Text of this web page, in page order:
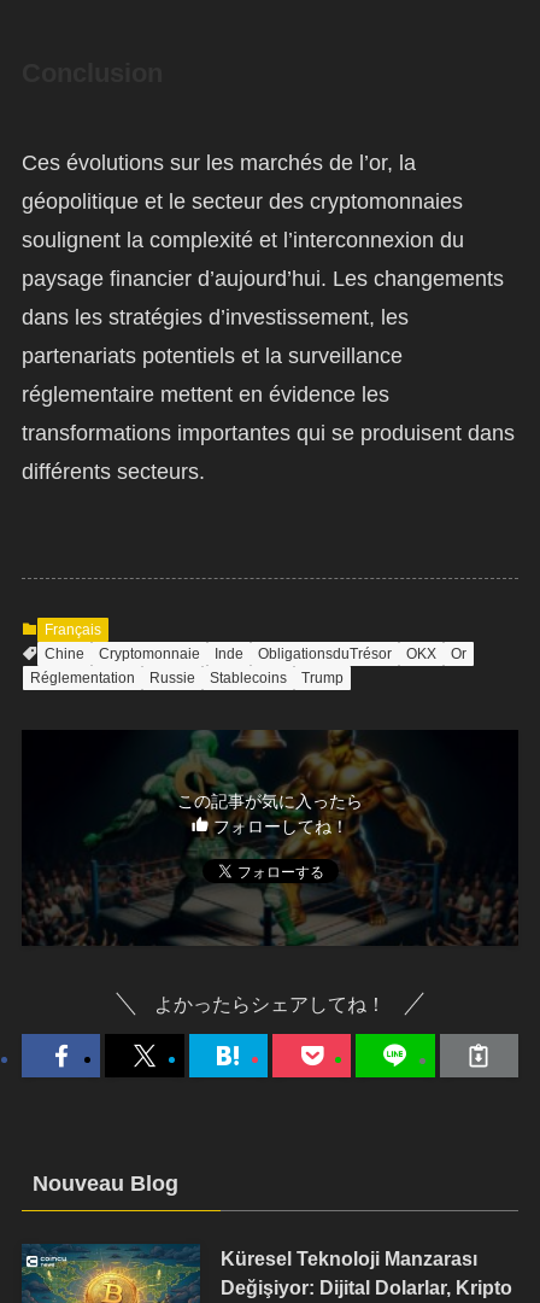
Ces évolutions sur les marchés de l’or, la
géopolitique et le secteur des cryptomonnaies
soulignent la complexité et l’interconnexion du
paysage financier d’aujourd’hui. Les changements
dans les stratégies d’investissement, les
partenariats potentiels et la surveillance
réglementaire mettent en évidence les
transformations importantes qui se produisent dans
différents secteurs.
Français
Chine
Cryptomonnaie Inde ObligationsduTrésor OKX
Or
Réglementation
Russie Stablecoins Trump
この記事が気に入ったら
フォローしてね！
よかったらシェアしてね！
Nouveau Blog
Küresel Teknoloji Manzarası
Değişiyor: Dijital Dolarlar, Kripto